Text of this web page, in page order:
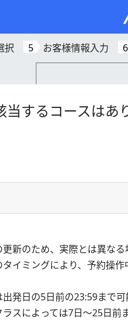
択 5 お客様情報入力 6
するコースはあ
新のため、実際とは異な
イミングにより、予約操
発日の5日前の23:59まで可
スによっては7日～25日前